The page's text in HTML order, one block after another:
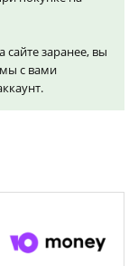
сайте заранее, вы
мы с вами